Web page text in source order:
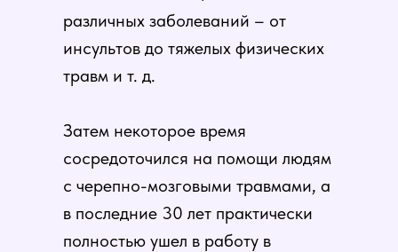
различных заболеваний – от
инсультов до тяжелых физических
травм и т. д.
Затем некоторое время
сосредоточился на помощи людям
с черепно-мозговыми травмами, а
в последние 30 лет практически
полностью ушел в работу в